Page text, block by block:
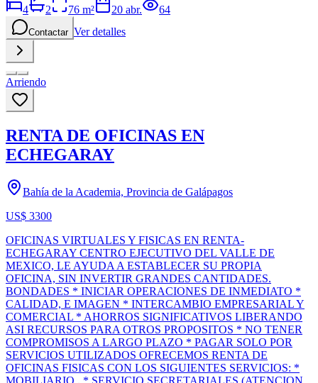
4 2 76 m² 20 abr. 64
Contactar Ver detalles
Arriendo
RENTA DE OFICINAS EN
ECHEGARAY
Bahía de la Academia, Provincia de Galápagos
US$ 3300
OFICINAS VIRTUALES Y FISICAS EN RENTA-
ECHEGARAY CENTRO EJECUTIVO DEL VALLE DE
MEXICO, LE AYUDA A ESTABLECER SU PROPIA
OFICINA, SIN INVERTIR GRANDES CANTIDADES.
BONDADES * INICIAR OPERACIONES DE INMEDIATO *
CALIDAD, E IMAGEN * INTERCAMBIO EMPRESARIAL Y
COMERCIAL * AHORROS SIGNIFICATIVOS LIBERANDO
ASI RECURSOS PARA OTROS PROPOSITOS * NO TENER
COMPROMISOS A LARGO PLAZO * PAGAR SOLO POR
SERVICIOS UTILIZADOS OFRECEMOS RENTA DE
OFICINAS FISICAS CON LOS SIGUIENTES SERVICIOS: *
MOBILIARIO . * SERVICIO SECRETARIALES (ATENCION